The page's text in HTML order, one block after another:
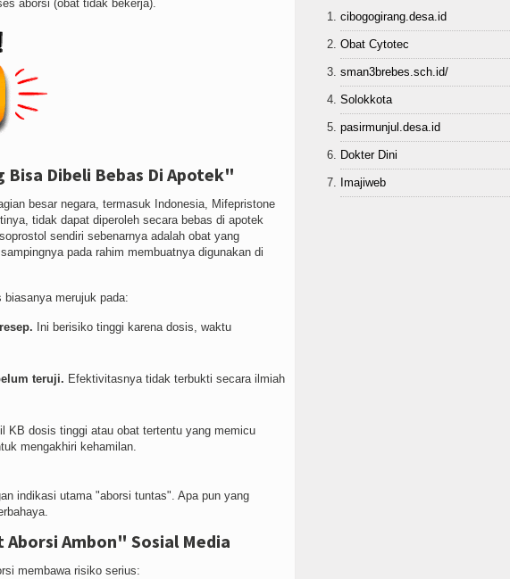
aborsi (obat tidak bekerja).
Bisa Dibeli Bebas Di Apotek"
besar negara, termasuk Indonesia, Mifepristone
tidak dapat diperoleh secara bebas di apotek
sendiri sebenarnya adalah obat yang
pada rahim membuatnya digunakan di
biasanya merujuk pada:
Ini berisiko tinggi karena dosis, waktu
teruji. Efektivitasnya tidak terbukti secara ilmiah
KB dosis tinggi atau obat tertentu yang memicu
mengakhiri kehamilan.
indikasi utama "aborsi tuntas". Apa pun yang
Ambon" Sosial Media
membawa risiko serius:
cibogogirang.desa.id
Obat Cytotec
sman3brebes.sch.id/
Solokkota
pasirmunjul.desa.id
Dokter Dini
Imajiweb